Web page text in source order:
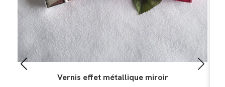
Vernis effet métallique miroir